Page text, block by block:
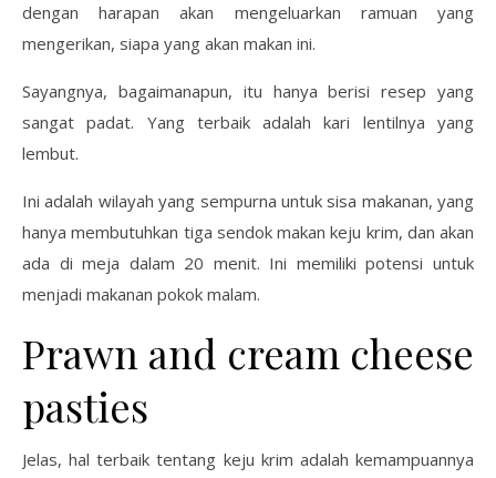
dengan harapan akan mengeluarkan ramuan yang
mengerikan, siapa yang akan makan ini.
Sayangnya, bagaimanapun, itu hanya berisi resep yang
sangat padat. Yang terbaik adalah kari lentilnya yang
lembut.
Ini adalah wilayah yang sempurna untuk sisa makanan, yang
hanya membutuhkan tiga sendok makan keju krim, dan akan
ada di meja dalam 20 menit. Ini memiliki potensi untuk
menjadi makanan pokok malam.
Prawn and cream cheese
pasties
Jelas, hal terbaik tentang keju krim adalah kemampuannya